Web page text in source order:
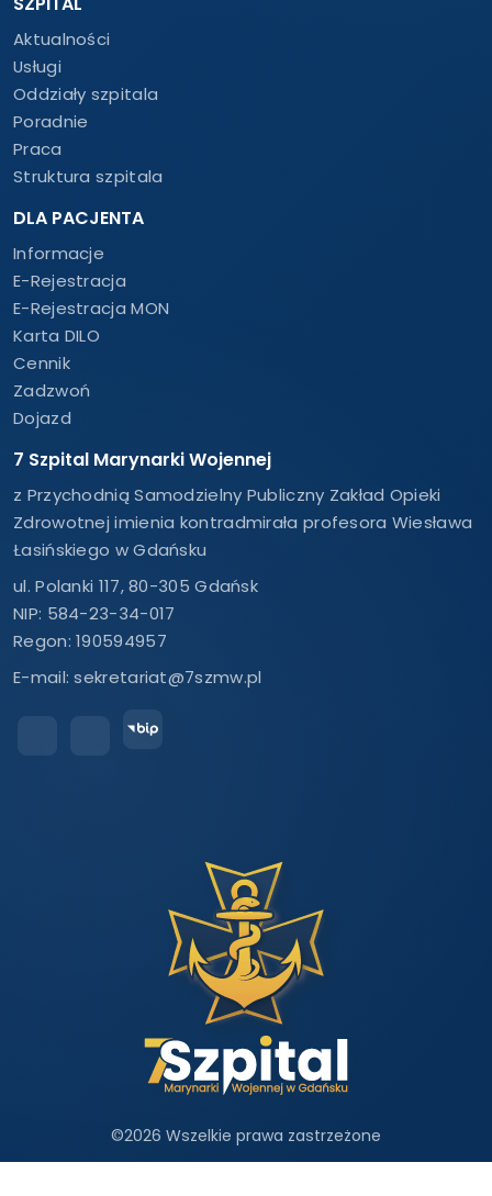
Aktualności
Usługi
Oddziały szpitala
Poradnie
Praca
Struktura szpitala
DLA PACJENTA
Informacje
E-Rejestracja
E-Rejestracja MON
Karta DILO
Cennik
Zadzwoń
Dojazd
7 Szpital Marynarki Wojennej
z Przychodnią Samodzielny Publiczny Zakład Opieki
Zdrowotnej imienia kontradmirała profesora Wiesława
Łasińskiego w Gdańsku
ul. Polanki 117, 80-305 Gdańsk
NIP: 584-23-34-017
Regon: 190594957
E-mail:sekretariat@7szmw.pl
©2026 Wszelkie prawa zastrzeżone